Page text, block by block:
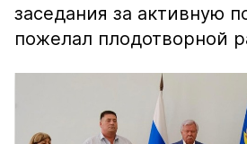
заседания за активную
пожелал плодотворной